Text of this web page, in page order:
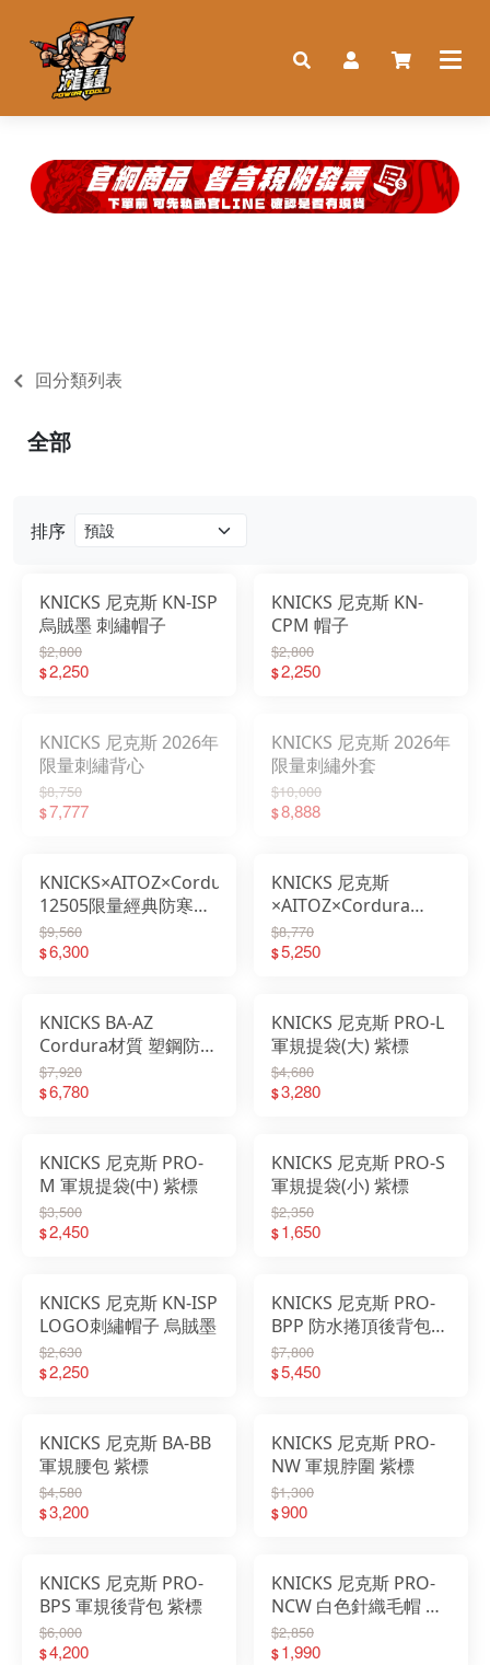
回分類列表
排序
KNICKS 尼克斯 KN-ISP
烏賊墨 刺繡帽子
$2,800
$2,250
KNICKS 尼克斯 KN-
CPM 帽子
$2,800
$2,250
KNICKS 尼克斯 2026年
限量刺繡背心
$8,750
$7,777
KNICKS 尼克斯 2026年
限量刺繡外套
$10,000
$8,888
KNICKS×AITOZ×Cordura
12505限量經典防寒外
套 附發票
$9,560
$6,300
KNICKS 尼克斯
×AITOZ×Cordura
12504 限量經典防寒背
心
$8,770
$5,250
KNICKS BA-AZ
Cordura材質 塑鋼防護
鞋 附發票
$7,920
$6,780
KNICKS 尼克斯 PRO-L
軍規提袋(大) 紫標
$4,680
$3,280
KNICKS 尼克斯 PRO-
M 軍規提袋(中) 紫標
$3,500
$2,450
KNICKS 尼克斯 PRO-S
軍規提袋(小) 紫標
$2,350
$1,650
KNICKS 尼克斯 KN-ISP
LOGO刺繡帽子 烏賊墨
$2,630
$2,250
KNICKS 尼克斯 PRO-
BPP 防水捲頂後背包
郵差包 紫標
$7,800
$5,450
KNICKS 尼克斯 BA-BB
軍規腰包 紫標
$4,580
$3,200
KNICKS 尼克斯 PRO-
NW 軍規脖圍 紫標
$1,300
$900
KNICKS 尼克斯 PRO-
BPS 軍規後背包 紫標
$6,000
$4,200
KNICKS 尼克斯 PRO-
NCW 白色針織毛帽 紫
標
$2,850
$1,990
全部